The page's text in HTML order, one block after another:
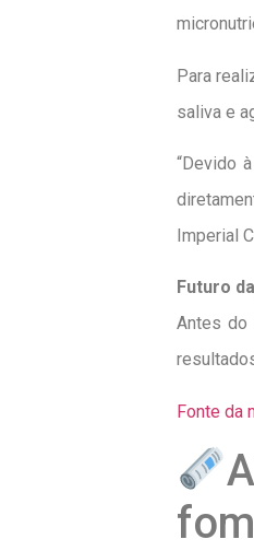
Para
saliva e
“Devido
Imperial
Futuro
Antes do
Fonte da